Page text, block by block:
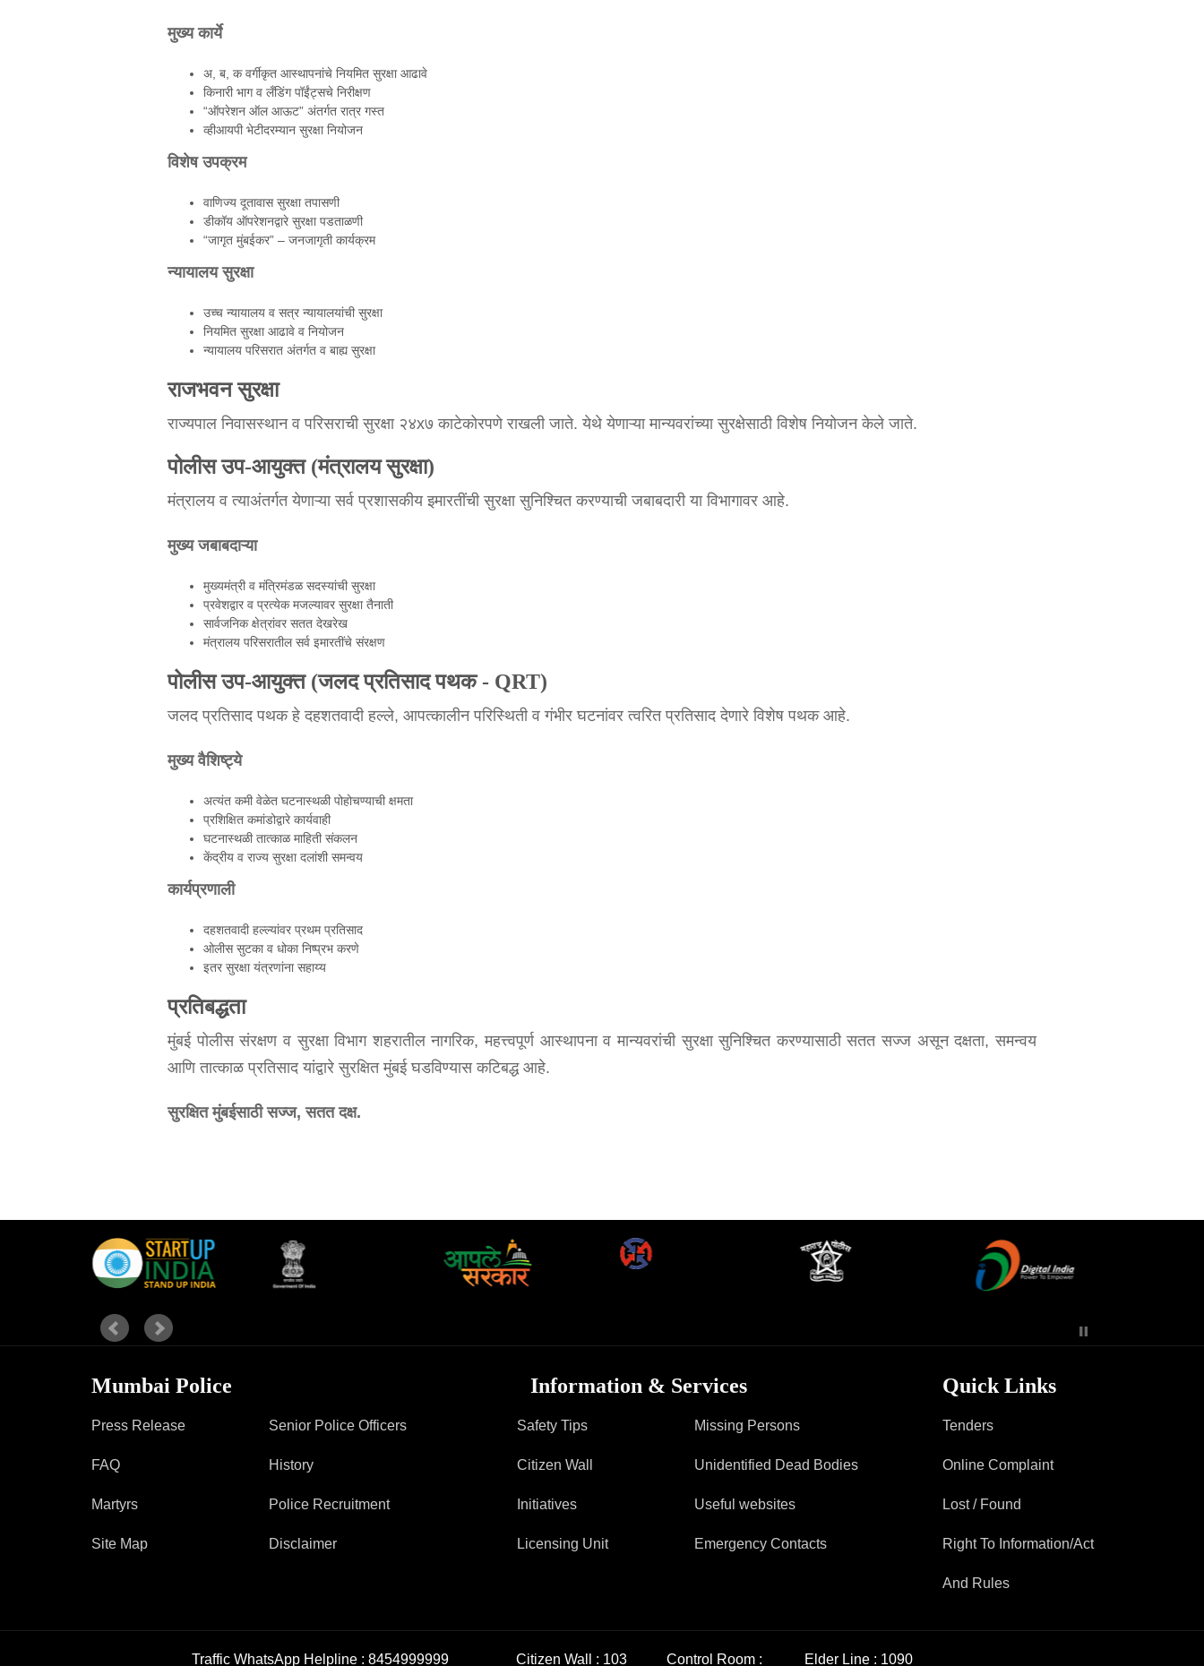
मुख्य कार्ये
अ, ब, क वर्गीकृत आस्थापनांचे नियमित सुरक्षा आढावे
किनारी भाग व लँडिंग पॉईंट्सचे निरीक्षण
“ऑपरेशन ऑल आऊट” अंतर्गत रात्र गस्त
व्हीआयपी भेटीदरम्यान सुरक्षा नियोजन
विशेष उपक्रम
वाणिज्य दूतावास सुरक्षा तपासणी
डीकॉय ऑपरेशनद्वारे सुरक्षा पडताळणी
“जागृत मुंबईकर” – जनजागृती कार्यक्रम
न्यायालय सुरक्षा
उच्च न्यायालय व सत्र न्यायालयांची सुरक्षा
नियमित सुरक्षा आढावे व नियोजन
न्यायालय परिसरात अंतर्गत व बाह्य सुरक्षा
राजभवन सुरक्षा
राज्यपाल निवासस्थान व परिसराची सुरक्षा २४x७ काटेकोरपणे राखली जाते. येथे येणाऱ्या मान्यवरांच्या सुरक्षेसाठी विशेष नियोजन केले जाते.
पोलीस उप-आयुक्त (मंत्रालय सुरक्षा)
मंत्रालय व त्याअंतर्गत येणाऱ्या सर्व प्रशासकीय इमारतींची सुरक्षा सुनिश्चित करण्याची जबाबदारी या विभागावर आहे.
मुख्य जबाबदाऱ्या
मुख्यमंत्री व मंत्रिमंडळ सदस्यांची सुरक्षा
प्रवेशद्वार व प्रत्येक मजल्यावर सुरक्षा तैनाती
सार्वजनिक क्षेत्रांवर सतत देखरेख
मंत्रालय परिसरातील सर्व इमारतींचे संरक्षण
पोलीस उप-आयुक्त (जलद प्रतिसाद पथक - QRT)
जलद प्रतिसाद पथक हे दहशतवादी हल्ले, आपत्कालीन परिस्थिती व गंभीर घटनांवर त्वरित प्रतिसाद देणारे विशेष पथक आहे.
मुख्य वैशिष्ट्ये
अत्यंत कमी वेळेत घटनास्थळी पोहोचण्याची क्षमता
प्रशिक्षित कमांडोद्वारे कार्यवाही
घटनास्थळी तात्काळ माहिती संकलन
केंद्रीय व राज्य सुरक्षा दलांशी समन्वय
कार्यप्रणाली
दहशतवादी हल्ल्यांवर प्रथम प्रतिसाद
ओलीस सुटका व धोका निष्प्रभ करणे
इतर सुरक्षा यंत्रणांना सहाय्य
प्रतिबद्धता
मुंबई पोलीस संरक्षण व सुरक्षा विभाग शहरातील नागरिक, महत्त्वपूर्ण आस्थापना व मान्यवरांची सुरक्षा सुनिश्चित करण्यासाठी सतत सज्ज असून दक्षता, समन्वय
आणि तात्काळ प्रतिसाद यांद्वारे सुरक्षित मुंबई घडविण्यास कटिबद्ध आहे.
सुरक्षित मुंबईसाठी सज्ज, सतत दक्ष.
Mumbai Police
Press Release
FAQ
Martyrs
Site Map
Senior Police Officers
History
Police Recruitment
Disclaimer
Information & Services
Safety Tips
Citizen Wall
Initiatives
Licensing Unit
Missing Persons
Unidentified Dead Bodies
Useful websites
Emergency Contacts
Quick Links
Tenders
Online Complaint
Lost / Found
Right To Information/Act
And Rules
Traffic WhatsApp Helpline : 8454999999 Citizen Wall : 103 Control Room : Elder Line : 1090